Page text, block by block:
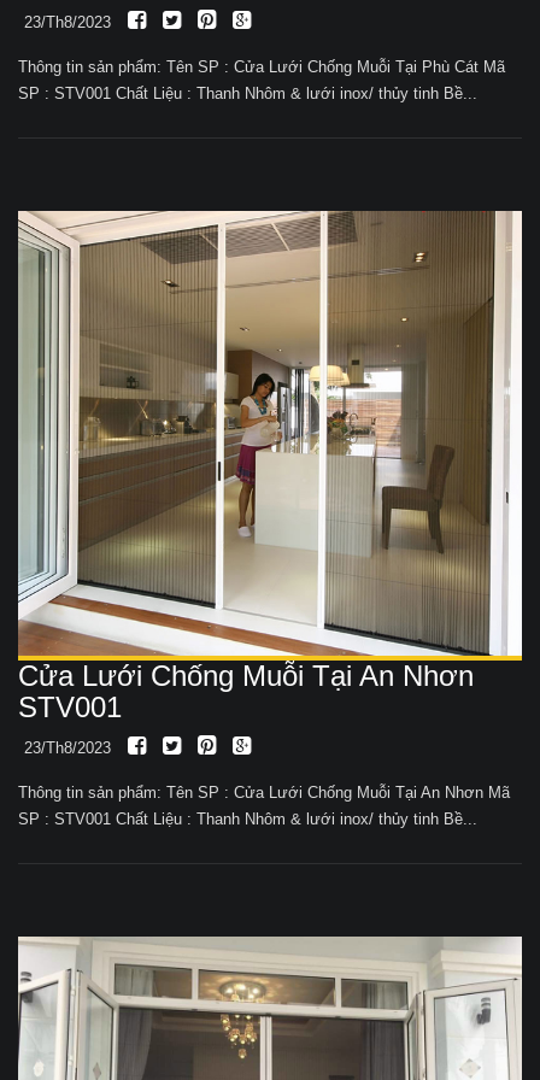
23/Th8/2023
Thông tin sản phẩm: Tên SP : Cửa Lưới Chống Muỗi Tại Phù Cát Mã
SP : STV001 Chất Liệu : Thanh Nhôm & lưới inox/ thủy tinh Bề...
Cửa Lưới Chống Muỗi Tại An Nhơn
STV001
23/Th8/2023
Thông tin sản phẩm: Tên SP : Cửa Lưới Chống Muỗi Tại An Nhơn Mã
SP : STV001 Chất Liệu : Thanh Nhôm & lưới inox/ thủy tinh Bề...